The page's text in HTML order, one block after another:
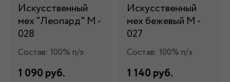
Искусственный
мех "Леопард" М -
028
Состав: 100% п/э
1 090 руб.
Искусственный
мех бежевый М -
027
Состав: 100% п/э
1 140 руб.